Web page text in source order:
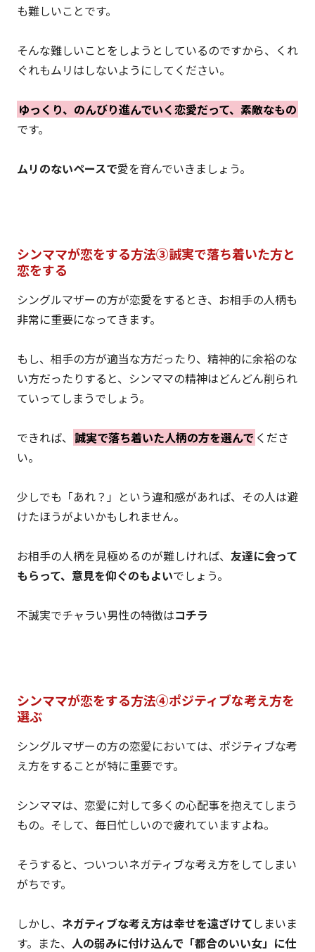
も難しいことです。
そんな難しいことをしようとしているのですから、くれ
ぐれもムリはしないようにしてください。
ゆっくり、のんびり進んでいく恋愛だって、素敵なもの
です。
ムリのないペースで愛を育んでいきましょう。
シンママが恋をする方法③誠実で落ち着いた方と
恋をする
シングルマザーの方が恋愛をするとき、お相手の人柄も
非常に重要になってきます。
もし、相手の方が適当な方だったり、精神的に余裕のな
い方だったりすると、シンママの精神はどんどん削られ
ていってしまうでしょう。
できれば、 誠実で落ち着いた人柄の方を選んで くださ
い。
少しでも「あれ？」という違和感があれば、その人は避
けたほうがよいかもしれません。
お相手の人柄を見極めるのが難しければ、 友達に会って
もらって、意見を仰ぐのもよいでしょう。
不誠実でチャラい男性の特徴はコチラ
シンママが恋をする方法④ポジティブな考え方を
選ぶ
シングルマザーの方の恋愛においては、ポジティブな考
え方をすることが特に重要です。
シンママは、恋愛に対して多くの心配事を抱えてしまう
もの。そして、毎日忙しいので疲れていますよね。
そうすると、ついついネガティブな考え方をしてしまい
がちです。
しかし、 ネガティブな考え方は幸せを遠ざけてしまいま
す。また、 人の弱みに付け込んで「都合のいい女」に仕